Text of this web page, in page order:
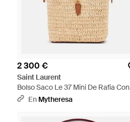
2 300 €
Saint Laurent
Bolso Saco Le 37 Mini De Rafia Con
Piel - Metálico
En Mytheresa